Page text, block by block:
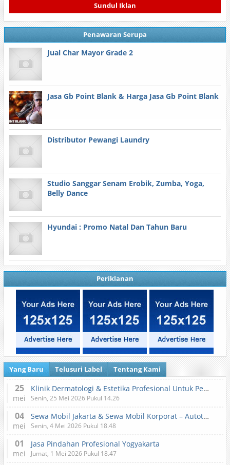
Sundul Iklan
Penawaran Serupa
Jual Char Mayor Grade 2
Jasa Gb Point Blank & Harga Jasa Gb Point Blank
Distributor Pewangi Laundry
Studio Sanggar Senam Erobik, Zumba, Yoga,
Belly Dance
Hyundai : Promo Natal Dan Tahun Baru
Periklanan
Yang Baru Telusuri Label Tentang Kami
25
mei
Klinik Dermatologi & Estetika Profesional Untuk Perawatan Kulit dan Kecantikan
Senin, 25 Mei 2026 Pukul 14.26
04
mei
Sewa Mobil Jakarta & Sewa Mobil Korporat – Autotranz Indonesia
Senin, 4 Mei 2026 Pukul 18.48
01
mei
Jasa Pindahan Profesional Yogyakarta
Jumat, 1 Mei 2026 Pukul 18.47